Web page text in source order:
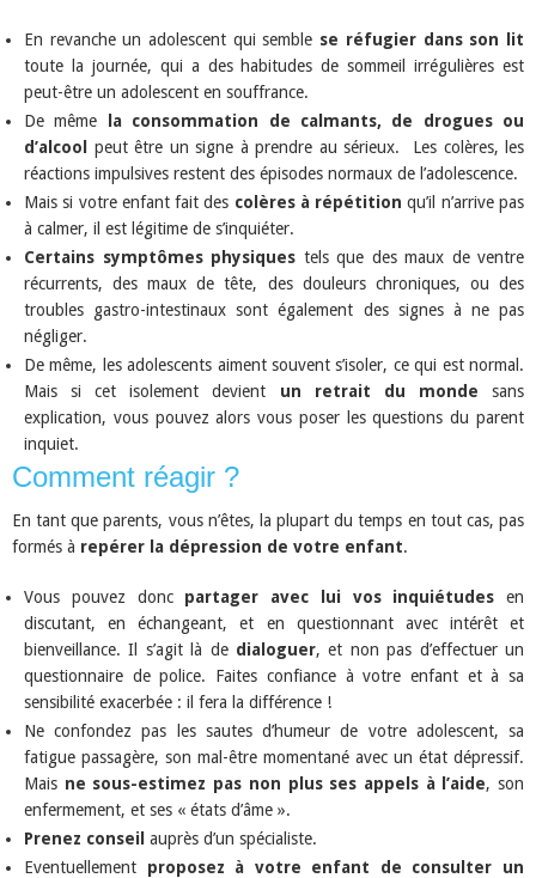
En revanche un adolescent qui semble se réfugier dans son lit
toute la journée, qui a des habitudes de sommeil irrégulières est
peut-être un adolescent en souffrance.
De même
la consommation de calmants, de drogues ou
d’alcool
peut être un signe à prendre au sérieux. Les colères, les
réactions impulsives restent des épisodes normaux de l’adolescence.
Mais si votre enfant fait des colères à répétition qu’il n’arrive pas
à calmer, il est légitime de s’inquiéter.
Certains symptômes physiques tels que des maux de ventre
récurrents, des maux de tête, des douleurs chroniques, ou des
troubles gastro-intestinaux sont également des signes à ne pas
négliger.
De même, les adolescents aiment souvent s’isoler, ce qui est normal.
Mais si cet isolement devient un retrait du monde sans
explication, vous pouvez alors vous poser les questions du parent
inquiet.
Comment réagir ?
En tant que parents, vous n’êtes, la plupart du temps en tout cas, pas
formés à repérer la dépression de votre enfant.
Vous pouvez donc partager avec lui vos inquiétudes en
discutant, en échangeant, et en questionnant avec intérêt et
bienveillance. Il s’agit là de dialoguer, et non pas d’effectuer un
questionnaire de police. Faites confiance à votre enfant et à sa
sensibilité exacerbée : il fera la différence !
Ne confondez pas les sautes d’humeur de votre adolescent, sa
fatigue passagère, son mal-être momentané avec un état dépressif.
Mais ne sous-estimez pas non plus ses appels à l’aide, son
enfermement, et ses « états d’âme ».
Prenez conseil auprès d’un spécialiste.
Eventuellement proposez à votre enfant de consulter un